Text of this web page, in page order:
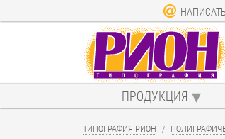
ПРОДУКЦИЯ
ТИПОГРАФИЯ РИОН